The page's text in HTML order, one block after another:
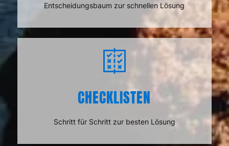
Entscheidungsbaum zur schnellen Lösung
CHECKLISTEN
Schritt für Schritt zur besten Lösung